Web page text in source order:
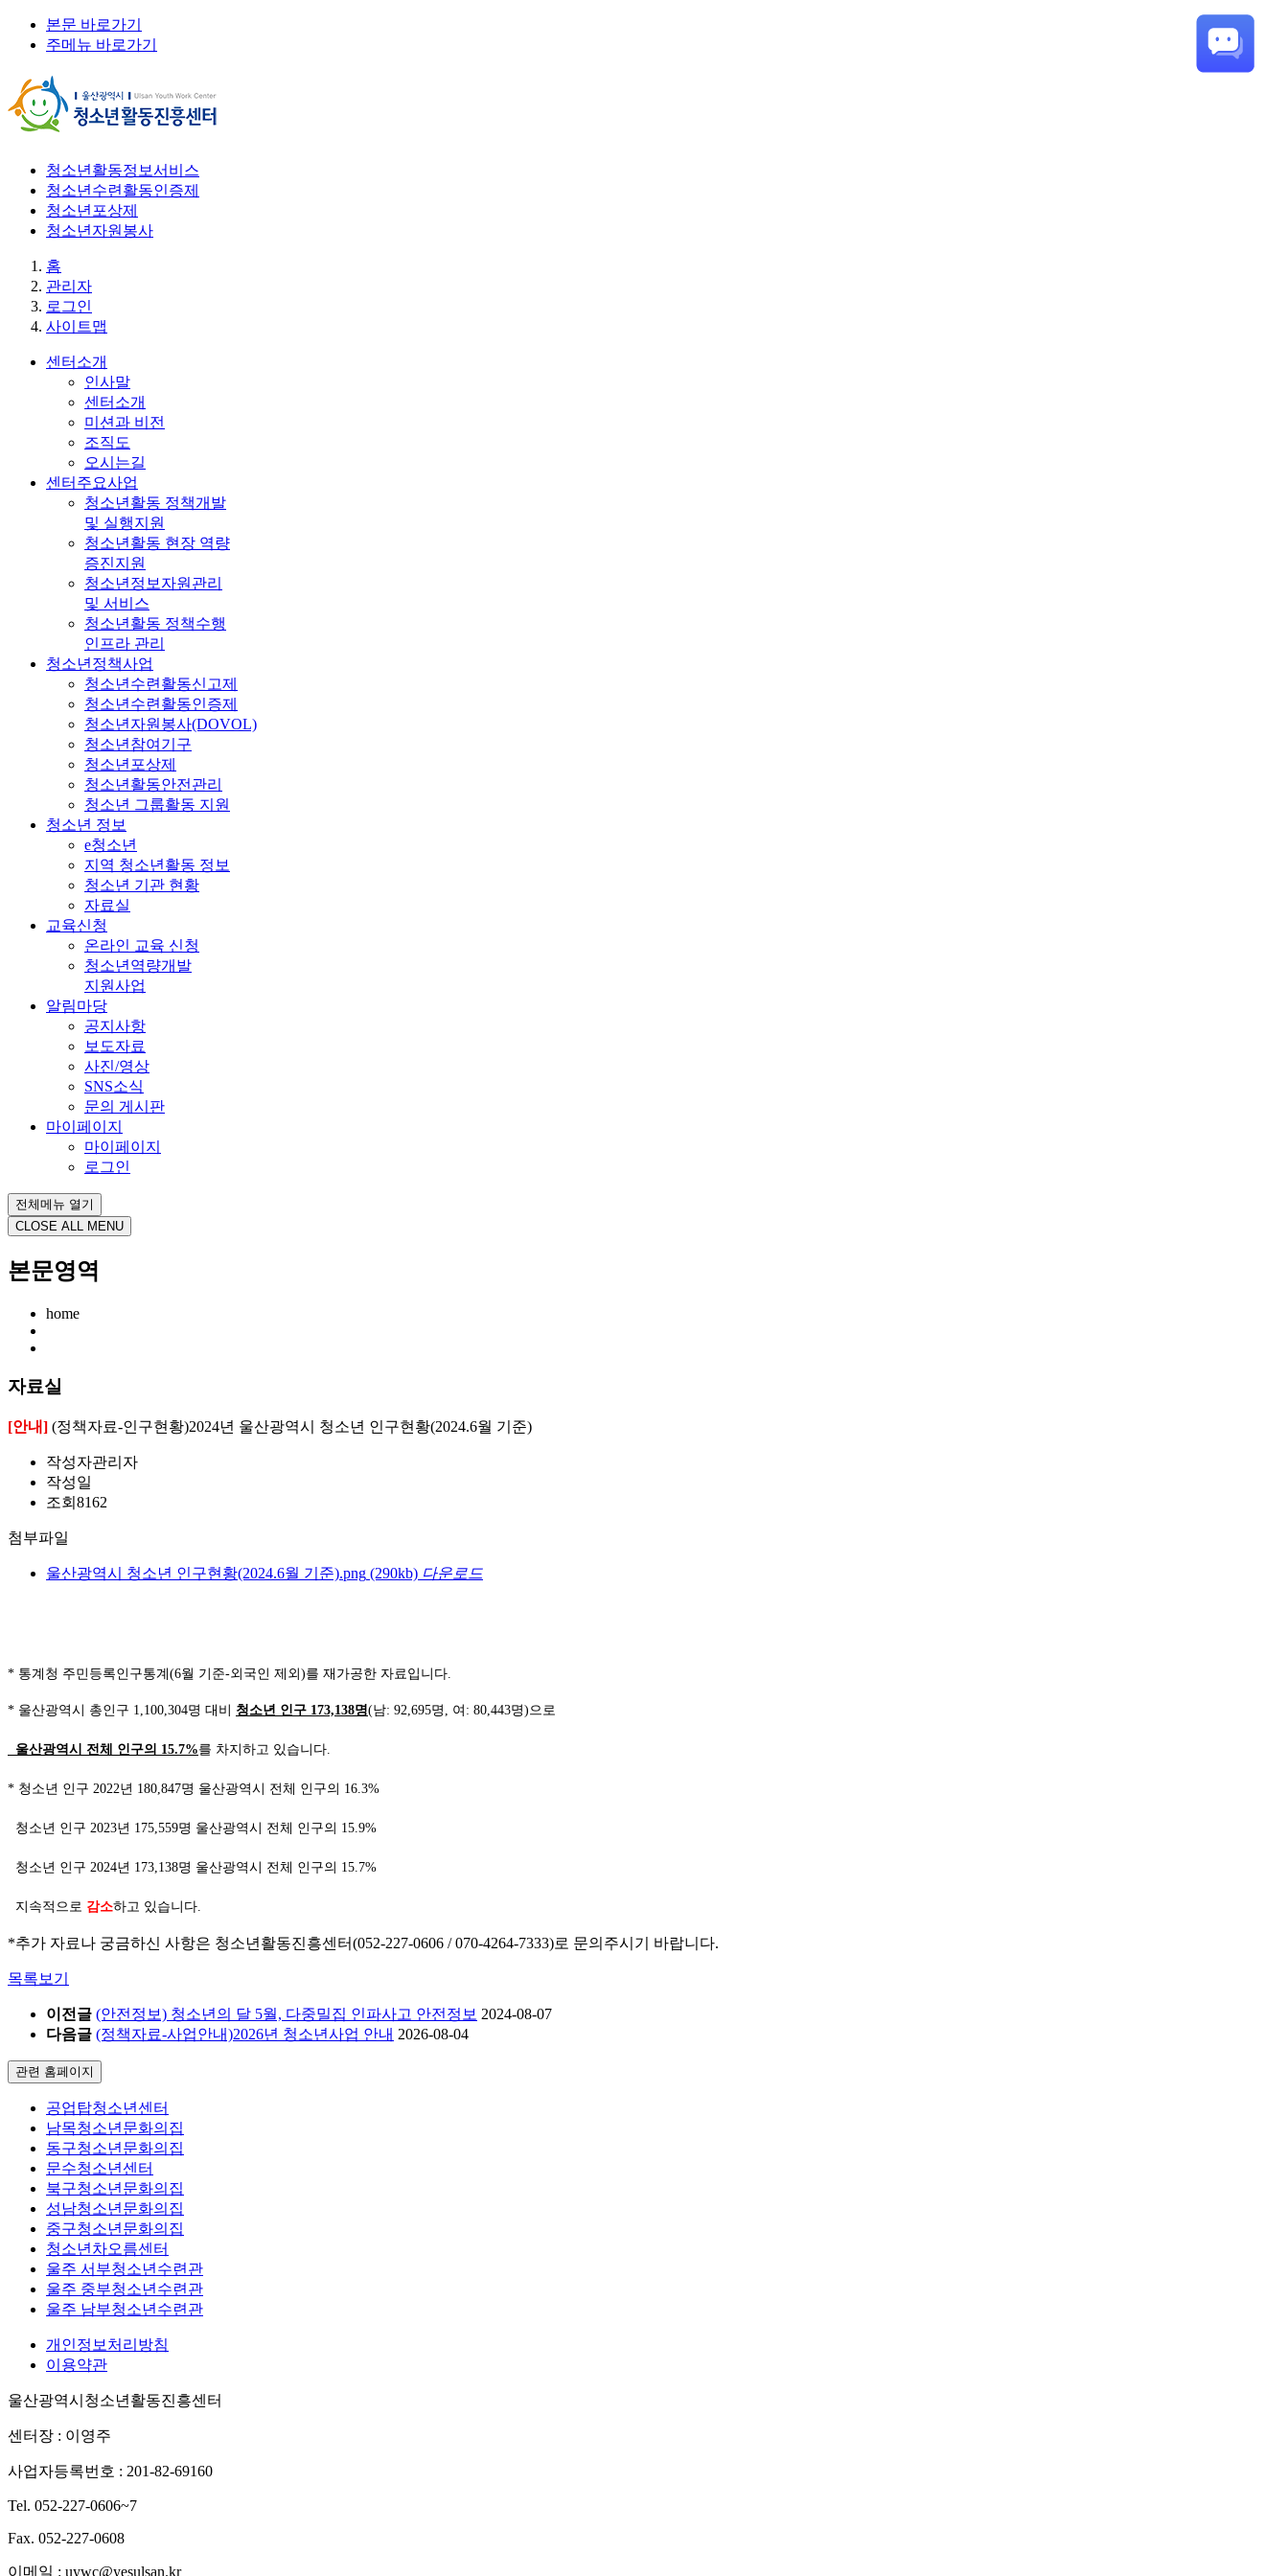
본문 바로가기
주메뉴 바로가기
청소년활동정보서비스
청소년수련활동인증제
청소년포상제
청소년자원봉사
홈
관리자
로그인
사이트맵
센터소개
인사말
센터소개
미션과 비전
조직도
오시는길
센터주요사업
청소년활동 정책개발
및 실행지원
청소년활동 현장 역량
증진지원
청소년정보자원관리
및 서비스
청소년활동 정책수행
인프라 관리
청소년정책사업
청소년수련활동신고제
청소년수련활동인증제
청소년자원봉사(DOVOL)
청소년참여기구
청소년포상제
청소년활동안전관리
청소년 그룹활동 지원
청소년 정보
e청소년
지역 청소년활동 정보
청소년 기관 현황
자료실
교육신청
온라인 교육 신청
청소년역량개발
지원사업
알림마당
공지사항
보도자료
사진/영상
SNS소식
문의 게시판
마이페이지
마이페이지
로그인
전체메뉴 열기
CLOSE ALL MENU
본문영역
home
자료실
[안내] (정책자료-인구현황)2024년 울산광역시 청소년 인구현황(2024.6월 기준)
작성자관리자
작성일
조회 8162
첨부파일
울산광역시 청소년 인구현황(2024.6월 기준).png (290kb) 다운로드
* 통계청 주민등록인구통계(6월 기준-외국인 제외)를 재가공한 자료입니다.
* 울산광역시 총인구 1,100,304명 대비 청소년 인구 173,138명(남: 92,695명 , 여 : 80,443명)으로
울산광역시 전체 인구의 15.7%를 차지하고 있습니다.
* 청소년 인구 2022년 180,847명 울산광역시 전체 인구의 16.3%
청소년 인구 2023년 175,559명 울산광역시 전체 인구의 15.9%
청소년 인구 2024년 173,138명 울산광역시 전체 인구의 15.7%
지속적으로 감소하고 있습니다.
*추가 자료나 궁금하신 사항은 청소년활동진흥센터(052-227-0606 / 070-4264-7333)로 문의주시기 바랍니다.
목록보기
이전글 (안전정보) 청소년의 달 5월, 다중밀집 인파사고 안전정보 2024-08-07
다음글 (정책자료-사업안내)2026년 청소년사업 안내 2026-08-04
관련 홈페이지
공업탑청소년센터
남목청소년문화의집
동구청소년문화의집
문수청소년센터
북구청소년문화의집
성남청소년문화의집
중구청소년문화의집
청소년차오름센터
울주 서부청소년수련관
울주 중부청소년수련관
울주 남부청소년수련관
개인정보처리방침
이용약관
울산광역시청소년활동진흥센터
센터장 : 이영주
사업자등록번호 : 201-82-69160
Tel. 052-227-0606~7
Fax. 052-227-0608
이메일 : uywc@yesulsan.kr